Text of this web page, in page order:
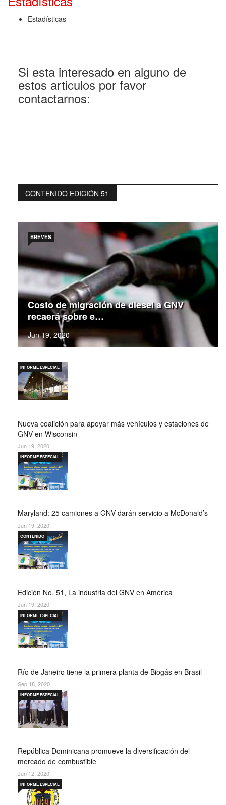
Estadísticas
Si esta interesado en alguno de
estos articulos por favor
contactarnos:
CONTENIDO EDICIÓN 51
Costo de migración de diesel a GNV
recaerá sobre e…
Jun 19, 2020
BREVES
Nueva coalición para apoyar más vehículos y estaciones de
GNV en Wisconsin
INFORME ESPECIAL
Jun 19, 2020
Maryland: 25 camiones a GNV darán servicio a McDonald’s
INFORME ESPECIAL
Jun 19, 2020
Edición No. 51, La industria del GNV en América
CONTENIDO
Jun 19, 2020
Río de Janeiro tiene la primera planta de Biogás en Brasil
INFORME ESPECIAL
Sep 18, 2020
República Dominicana promueve la diversificación del
mercado de combustible
INFORME ESPECIAL
Jun 12, 2020
INFORME ESPECIAL